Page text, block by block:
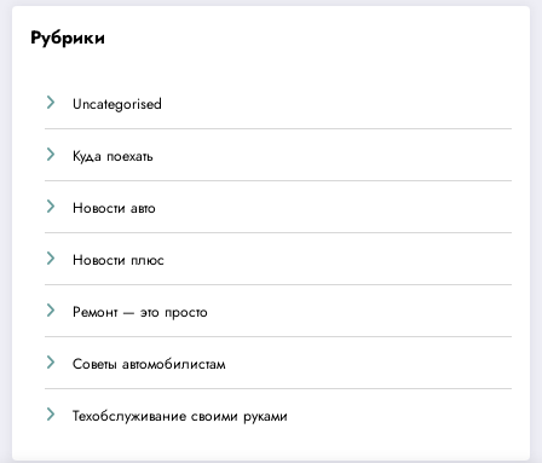
Рубрики
Uncategorised
Куда поехать
Новости авто
Новости плюс
Ремонт — это просто
Советы автомобилистам
Техобслуживание своими руками